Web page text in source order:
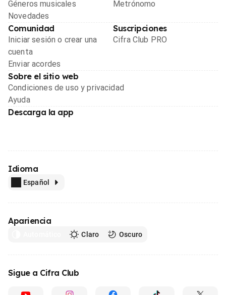
Géneros musicales
Novedades
Metrónomo
Comunidad
Iniciar sesión o crear una
cuenta
Enviar acordes
Suscripciones
Cifra Club PRO
Sobre el sitio web
Condiciones de uso y privacidad
Ayuda
Descarga la app
Idioma
Español
Apariencia
Claro Oscuro
Sigue a Cifra Club